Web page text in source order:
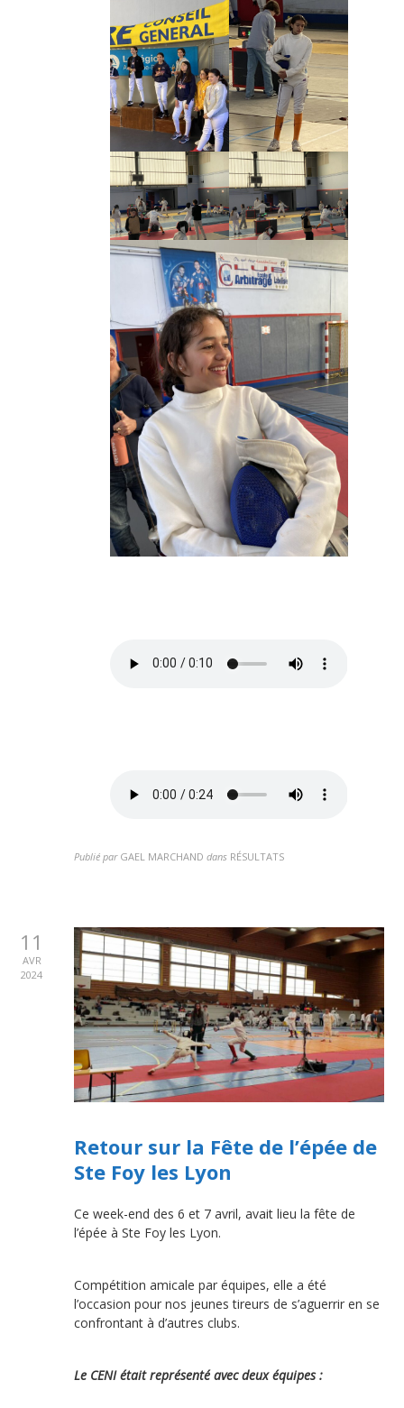
Publié par GAEL MARCHAND dans RÉSULTATS
11
AVR
2024
Retour sur la Fête de l’épée de
Ste Foy les Lyon
Ce week-end des 6 et 7 avril, avait lieu la fête de
l’épée à Ste Foy les Lyon.
Compétition amicale par équipes, elle a été
l’occasion pour nos jeunes tireurs de s’aguerrir en se
confrontant à d’autres clubs.
Le CENI était représenté avec deux équipes :